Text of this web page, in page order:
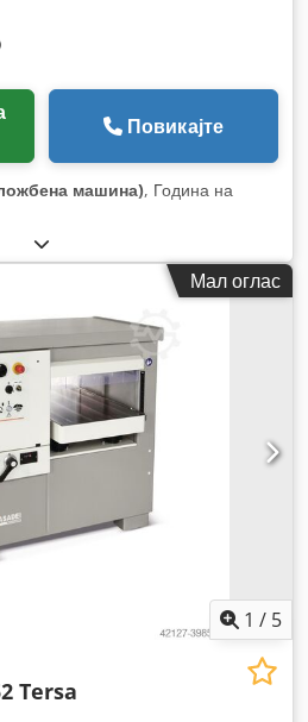
Повикајте
машина), Година на
Мал оглас
1 / 5
Tersa